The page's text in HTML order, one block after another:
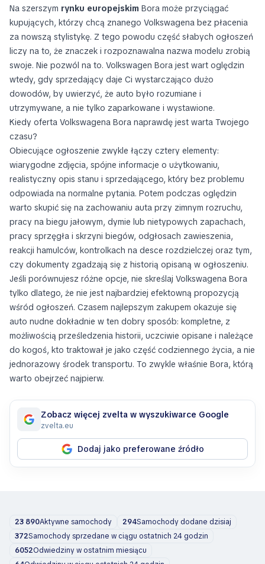
Na szerszym rynku europejskim Bora może przyciągać
kupujących, którzy chcą znanego Volkswagena bez płacenia
za nowszą stylistykę. Z tego powodu część słabych ogłoszeń
liczy na to, że znaczek i rozpoznawalna nazwa modelu zrobią
swoje. Nie pozwól na to. Volkswagen Bora jest wart oględzin
wtedy, gdy sprzedający daje Ci wystarczająco dużo
dowodów, by uwierzyć, że auto było rozumiane i
utrzymywane, a nie tylko zaparkowane i wystawione.
Kiedy oferta Volkswagena Bora naprawdę jest warta Twojego
czasu?
Obiecujące ogłoszenie zwykle łączy cztery elementy:
wiarygodne zdjęcia, spójne informacje o użytkowaniu,
realistyczny opis stanu i sprzedającego, który bez problemu
odpowiada na normalne pytania. Potem podczas oględzin
warto skupić się na zachowaniu auta przy zimnym rozruchu,
pracy na biegu jałowym, dymie lub nietypowych zapachach,
pracy sprzęgła i skrzyni biegów, odgłosach zawieszenia,
reakcji hamulców, kontrolkach na desce rozdzielczej oraz tym,
czy dokumenty zgadzają się z historią opisaną w ogłoszeniu.
Jeśli porównujesz różne opcje, nie skreślaj Volkswagena Bora
tylko dlatego, że nie jest najbardziej efektowną propozycją
wśród ogłoszeń. Czasem najlepszym zakupem okazuje się
auto nudne dokładnie w ten dobry sposób: kompletne, z
możliwością prześledzenia historii, uczciwie opisane i należące
do kogoś, kto traktował je jako część codziennego życia, a nie
jednorazowy środek transportu. To zwykle właśnie Bora, którą
warto obejrzeć najpierw.
Zobacz więcej zvelta w wyszukiwarce Google
zvelta.eu
Dodaj jako preferowane źródło
23 890Aktywne samochody 294Samochody dodane dzisiaj
372Samochody sprzedane w ciągu ostatnich 24 godzin
6052Odwiedziny w ostatnim miesiącu